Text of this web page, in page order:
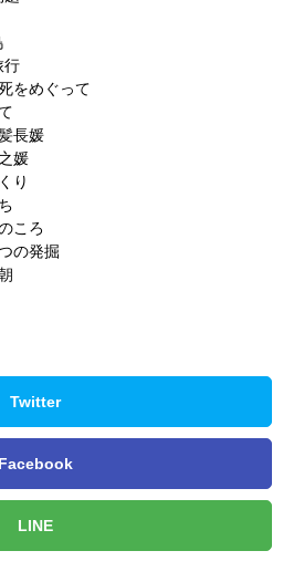
行
をめぐって
長媛
媛
り
ころ
の発掘
Twitter
Facebook
LINE